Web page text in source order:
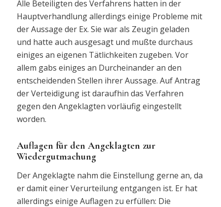
Alle Beteiligten des Verfahrens hatten in der
Hauptverhandlung allerdings einige Probleme mit
der Aussage der Ex. Sie war als Zeugin geladen
und hatte auch ausgesagt und mußte durchaus
einiges an eigenen Tätlichkeiten zugeben. Vor
allem gabs einiges an Durcheinander an den
entscheidenden Stellen ihrer Aussage. Auf Antrag
der Verteidigung ist daraufhin das Verfahren
gegen den Angeklagten vorläufig eingestellt
worden.
Auflagen für den Angeklagten zur
Wiedergutmachung
Der Angeklagte nahm die Einstellung gerne an, da
er damit einer Verurteilung entgangen ist. Er hat
allerdings einige Auflagen zu erfüllen: Die